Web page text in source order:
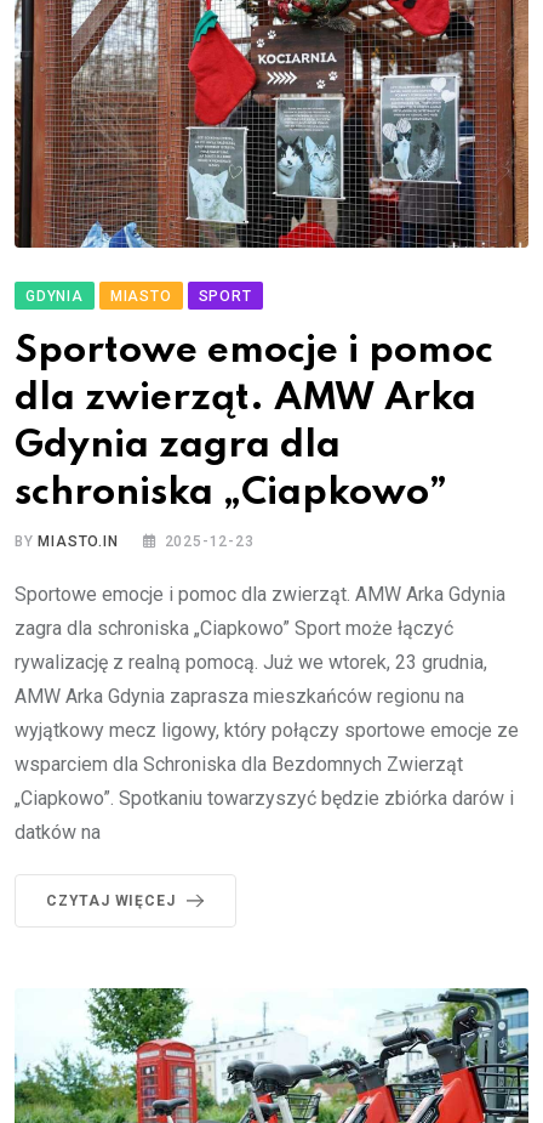
GDYNIA MIASTO SPORT
Sportowe emocje i pomoc
dla zwierząt. AMW Arka
Gdynia zagra dla
schroniska „Ciapkowo”
BYMIASTO.IN 2025-12-23
Sportowe emocje i pomoc dla zwierząt. AMW Arka Gdynia
zagra dla schroniska „Ciapkowo” Sport może łączyć
rywalizację z realną pomocą. Już we wtorek, 23 grudnia,
AMW Arka Gdynia zaprasza mieszkańców regionu na
wyjątkowy mecz ligowy, który połączy sportowe emocje ze
wsparciem dla Schroniska dla Bezdomnych Zwierząt
„Ciapkowo”. Spotkaniu towarzyszyć będzie zbiórka darów i
datków na
CZYTAJ WIĘCEJ